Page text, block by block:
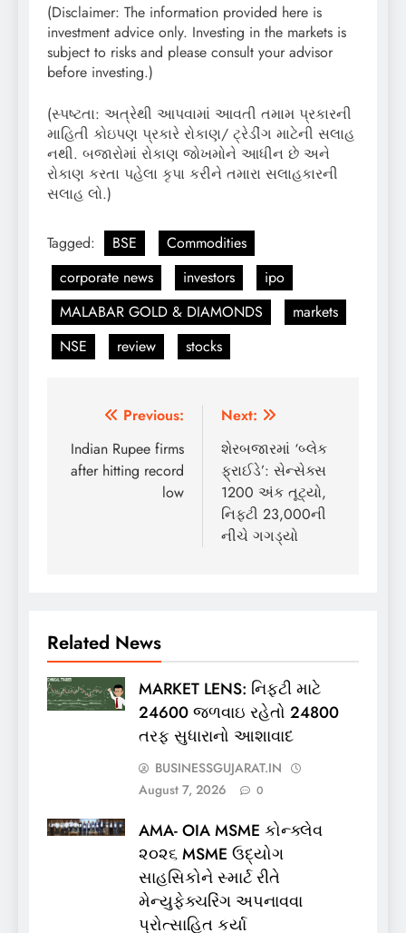
(Disclaimer: The information provided here is
investment advice only. Investing in the markets is
subject to risks and please consult your advisor
before investing.)
(સ્પષ્ટતા: અત્રેથી આપવામાં આવતી તમામ પ્રકારની
માહિતી કોઇપણ પ્રકારે રોકાણ/ ટ્રેડીંગ માટેની સલાહ
નથી. બજારોમાં રોકાણ જોખમોને આધીન છે અને
રોકાણ કરતા પહેલા કૃપા કરીને તમારા સલાહકારની
સલાહ લો.)
Tagged: BSE
Commodities
corporate news
investors
ipo
MALABAR GOLD & DIAMONDS
markets
NSE
review stocks
Post
navigation
Previous:
Indian Rupee firms
after hitting record
low
Next:
શેરબજારમાં ‘બ્લેક
ફ્રાઈડે’: સેન્સેક્સ
1200 અંક તૂટ્યો,
નિફ્ટી 23,000ની
નીચે ગગડ્યો
Related News
MARKET LENS: નિફ્ટી માટે
24600 જળવાઇ રહેતો 24800
તરફ સુધારાનો આશાવાદ
BUSINESSGUJARAT.IN
August 7, 2026
0
AMA- OIA MSME કોન્ક્લેવ
૨૦૨૬ MSME ઉદ્યોગ
સાહસિકોને સ્માર્ટ રીતે
મેન્યુફેક્ચરિંગ અપનાવવા
પ્રોત્સાહિત કર્યા